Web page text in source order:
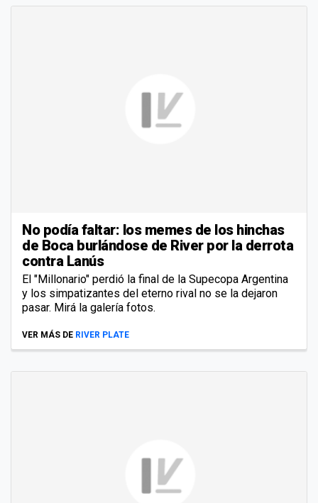
No podía faltar: los memes de los hinchas
de Boca burlándose de River por la derrota
contra Lanús
El "Millonario" perdió la final de la Supecopa Argentina
y los simpatizantes del eterno rival no se la dejaron
pasar. Mirá la galería fotos.
VER MÁS DE RIVER PLATE